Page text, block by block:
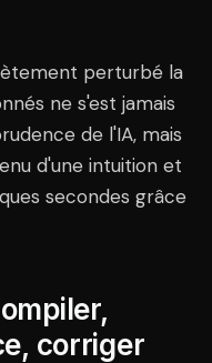
perturbé la
ne s'est jamais
de l'IA, mais
d'une intuition et
secondes grâce
corriger